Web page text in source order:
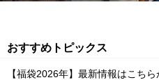
おすすめトピックス
【福袋2026年】最新情報はこちら